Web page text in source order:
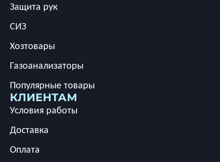
Защита рук
СИЗ
Хозтовары
Газоанализаторы
Популярные товары
КЛИЕНТАМ
Условия работы
Доставка
Оплата